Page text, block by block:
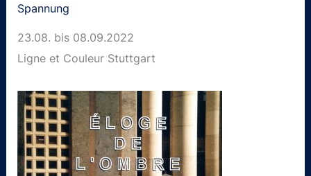
Spannung
23.08. bis 08.09.2022
Ligne et Couleur Stuttgart